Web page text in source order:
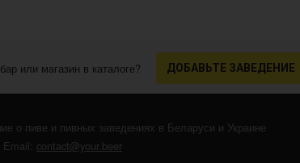
или магазин в каталоге? ДОБАВЬТЕ ЗАВЕДЕНИЕ
о пиве и пивных заведениях в Беларуси и Украине
Email: contact@your.beer